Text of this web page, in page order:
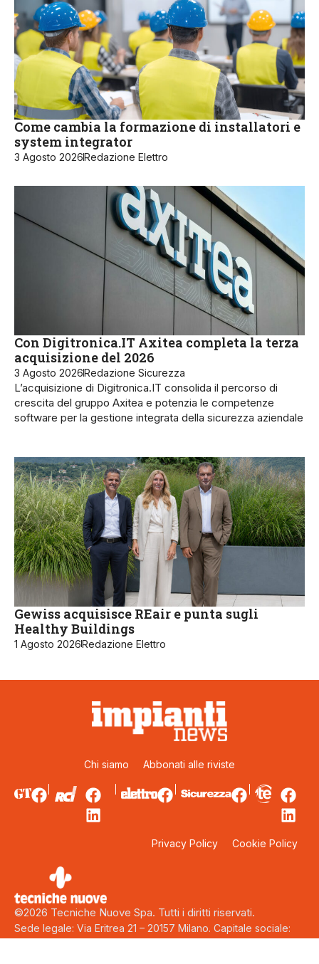
Come cambia la formazione di installatori e
system integrator
3 Agosto 2026Redazione Elettro
Con Digitronica.IT Axitea completa la terza
acquisizione del 2026
3 Agosto 2026Redazione Sicurezza
L’acquisizione di Digitronica.IT consolida il percorso di
crescita del gruppo Axitea e potenzia le competenze
software per la gestione integrata della sicurezza aziendale
Gewiss acquisisce REair e punta sugli
Healthy Buildings
1 Agosto 2026Redazione Elettro
Chi siamo Abbonati alle riviste
Privacy Policy Cookie Policy
©2026 Tecniche Nuove Spa. Tutti i diritti riservati.
Sede legale: Via Eritrea 21 – 20157 Milano. Capitale sociale: